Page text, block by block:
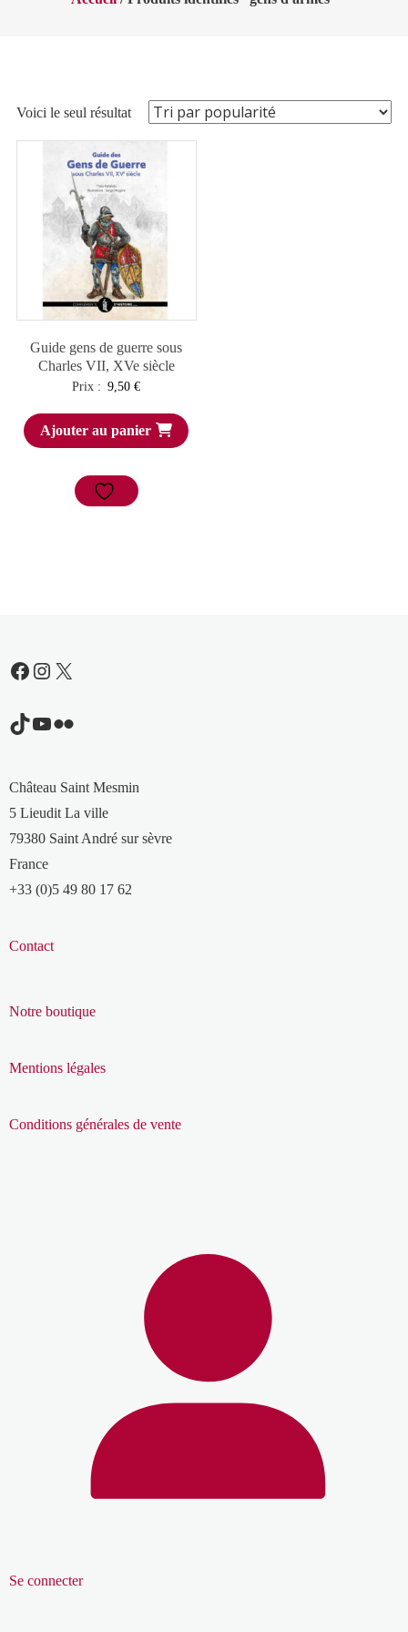
Voici le seul résultat
Guide gens de guerre sous
Charles VII, XVe siècle
Prix : 9,50€
Ajouter au panier
Facebook
Instagram
X
TikTok
YouTube
Flickr
Château Saint Mesmin
5 Lieudit La ville
79380 Saint André sur sèvre
France
+33 (0)5 49 80 17 62
Contact
Notre boutique
Mentions légales
Conditions générales de vente
Se connecter